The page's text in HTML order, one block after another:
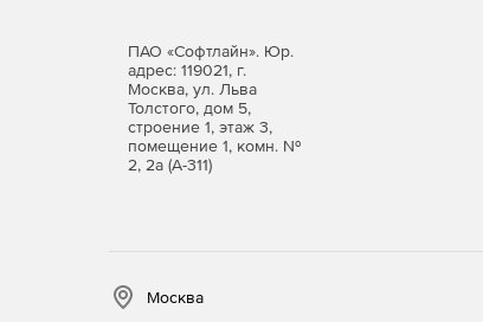
ПАО «Софтлайн». Юр.
адрес: 119021, г.
Москва, ул. Льва
Толстого, дом 5,
строение 1, этаж 3,
помещение 1, комн. №
2, 2а (А-311)
Москва